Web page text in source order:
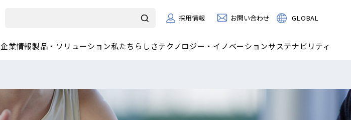
採用情報 お問い合わせ GLOBAL
企業情報製品・ソリューション私たちらしさテクノロジー・イノベーションサステナビリティ